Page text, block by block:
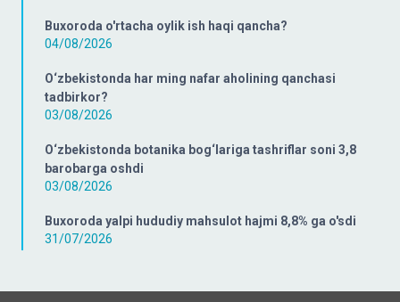
Buxoroda o'rtacha oylik ish haqi qancha?
04/08/2026
O‘zbekistonda har ming nafar aholining qanchasi
tadbirkor?
03/08/2026
O‘zbekistonda botanika bog‘lariga tashriflar soni 3,8
barobarga oshdi
03/08/2026
Buxoroda yalpi hududiy mahsulot hajmi 8,8% ga o'sdi
31/07/2026